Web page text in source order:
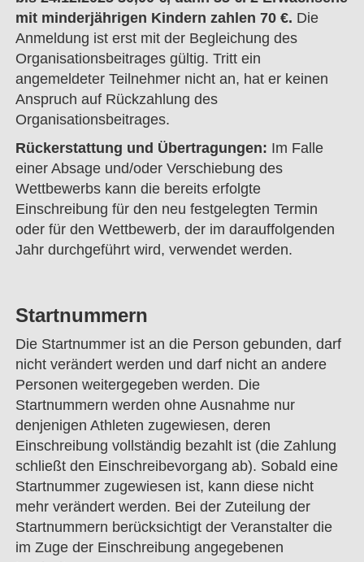
mit minderjährigen Kindern zahlen 70 €. Die
Anmeldung ist erst mit der Begleichung des
Organisationsbeitrages gültig. Tritt ein
angemeldeter Teilnehmer nicht an, hat er keinen
Anspruch auf Rückzahlung des
Organisationsbeitrages.
Rückerstattung und Übertragungen: Im Falle
einer Absage und/oder Verschiebung des
Wettbewerbs kann die bereits erfolgte
Einschreibung für den neu festgelegten Termin
oder für den Wettbewerb, der im darauffolgenden
Jahr durchgeführt wird, verwendet werden.
Startnummern
Die Startnummer ist an die Person gebunden, darf
nicht verändert werden und darf nicht an andere
Personen weitergegeben werden. Die
Startnummern werden ohne Ausnahme nur
denjenigen Athleten zugewiesen, deren
Einschreibung vollständig bezahlt ist (die Zahlung
schließt den Einschreibevorgang ab). Sobald eine
Startnummer zugewiesen ist, kann diese nicht
mehr verändert werden. Bei der Zuteilung der
Startnummern berücksichtigt der Veranstalter die
im Zuge der Einschreibung angegebenen